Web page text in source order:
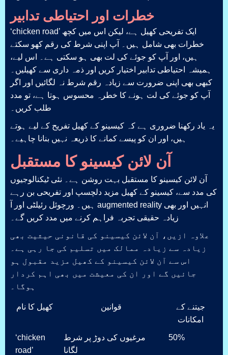
خطرات اور احتیاطی تدابیر
‘chicken road’ ایک تفریحی کھیل ہے، لیکن اس میں کچھ
خطرات بھی شامل ہیں۔ آپ اپنی شرط کی رقم کھو سکتے
ہیں، اور آپ کو جوئے کی لت بھی ہو سکتی ہے۔ اس لیے،
ہمیشہ احتیاطی تدابیر اختیار کریں اور ذمہ داری سے کھیلیں۔
کبھی بھی اپنی ضرورت سے زیادہ رقم شرط نہ لگائیں اور اگر
آپ کو جوئے کی لت ہونے کا خطرہ محسوس ہوتا ہے، تو مدد
طلب کریں۔
یہ یاد رکھنا ضروری ہے کہ کیسینو کے کھیل تفریح کے لیے ہوتے
ہیں، اور ان کو پیسے کمانے کا ذریعہ نہیں بنانا چاہیے۔
آن لائن کیسینو کا مستقبل
آن لائن کیسینو کا مستقبل بہت روشن ہے۔ نئی ٹیکنالوجیوں
کی مدد سے، کیسینو کے کھیل مزید دلچسپ اور تفریحی بن رہے
ہیں۔ ورچوئل رئیلٹی اور آ augmented reality انہیں اور بھی
زیادہ حقیقی تجربہ فراہم کرنے میں مدد کریں گے۔
علاوہ ازیں، آن لائن کیسینو کی قانونی حیثیت بھی
زیادہ سے زیادہ ممالک میں تسلیم کی جا رہی ہے۔
اس سے آن لائن کیسینو کے کھیل مزید مقبول ہو
جائیں گے اور ان کی معیشت میں بھی اہم کردار
ہوگا۔
کھیل کا نام قوانین
جیتنے کے
امکانات
‘chicken
road’
مرغیوں کی دوڑ پر شرط
لگانا
50%